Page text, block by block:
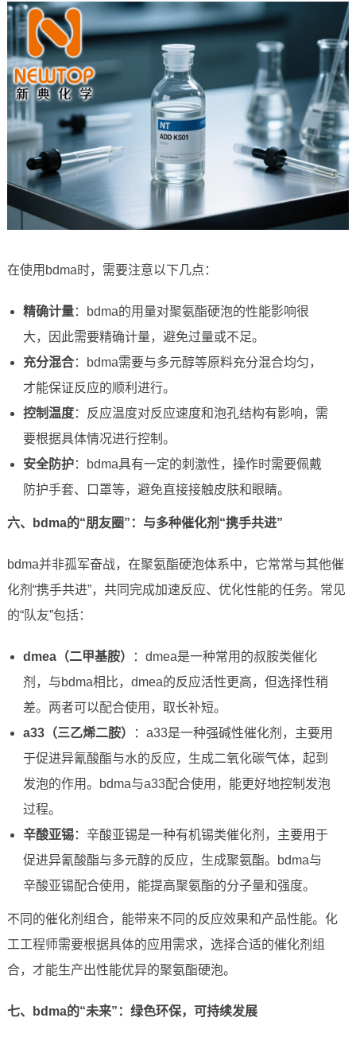
在使用bdma时，需要注意以下几点：
精确计量：bdma的用量对聚氨酯硬泡的性能影响很
大，因此需要精确计量，避免过量或不足。
充分混合：bdma需要与多元醇等原料充分混合均匀，
才能保证反应的顺利进行。
控制温度：反应温度对反应速度和泡孔结构有影响，需
要根据具体情况进行控制。
安全防护：bdma具有一定的刺激性，操作时需要佩戴
防护手套、口罩等，避免直接接触皮肤和眼睛。
六、bdma的“朋友圈”：与多种催化剂“携手共进”
bdma并非孤军奋战，在聚氨酯硬泡体系中，它常常与其他催
化剂“携手共进”，共同完成加速反应、优化性能的任务。常见
的“队友”包括：
dmea（二甲基胺）
：dmea是一种常用的叔胺类催化
剂，与bdma相比，dmea的反应活性更高，但选择性稍
差。两者可以配合使用，取长补短。
a33（三乙烯二胺）
：a33是一种强碱性催化剂，主要用
于促进异氰酸酯与水的反应，生成二氧化碳气体，起到
发泡的作用。bdma与a33配合使用，能更好地控制发泡
过程。
辛酸亚锡：辛酸亚锡是一种有机锡类催化剂，主要用于
促进异氰酸酯与多元醇的反应，生成聚氨酯。bdma与
辛酸亚锡配合使用，能提高聚氨酯的分子量和强度。
不同的催化剂组合，能带来不同的反应效果和产品性能。化
工工程师需要根据具体的应用需求，选择合适的催化剂组
合，才能生产出性能优异的聚氨酯硬泡。
七、bdma的“未来”：绿色环保，可持续发展